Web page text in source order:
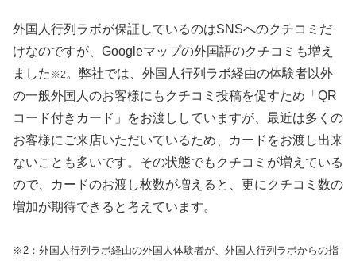
外国人行列ラボが保証しているのはSNSへのクチコミだ
けなのですが、Googleマップの外国語のクチコミも増え
ました ※2 。弊社では、外国人行列ラボ経由の体験者以外
の一般外国人のお客様にもクチコミ投稿を促すため「QR
コード付きカード」をお渡ししていますが、最近は多くの
お客様にご来店いただいているため、カードをお渡し出来
ないことも多いです。その状態でもクチコミが増えている
ので、カードのお渡し枚数が増えると、更にクチコミ数の
増加が期待できると考えています。
※2：外国人行列ラボ経由の外国人体験者が、外国人行列ラボからの指